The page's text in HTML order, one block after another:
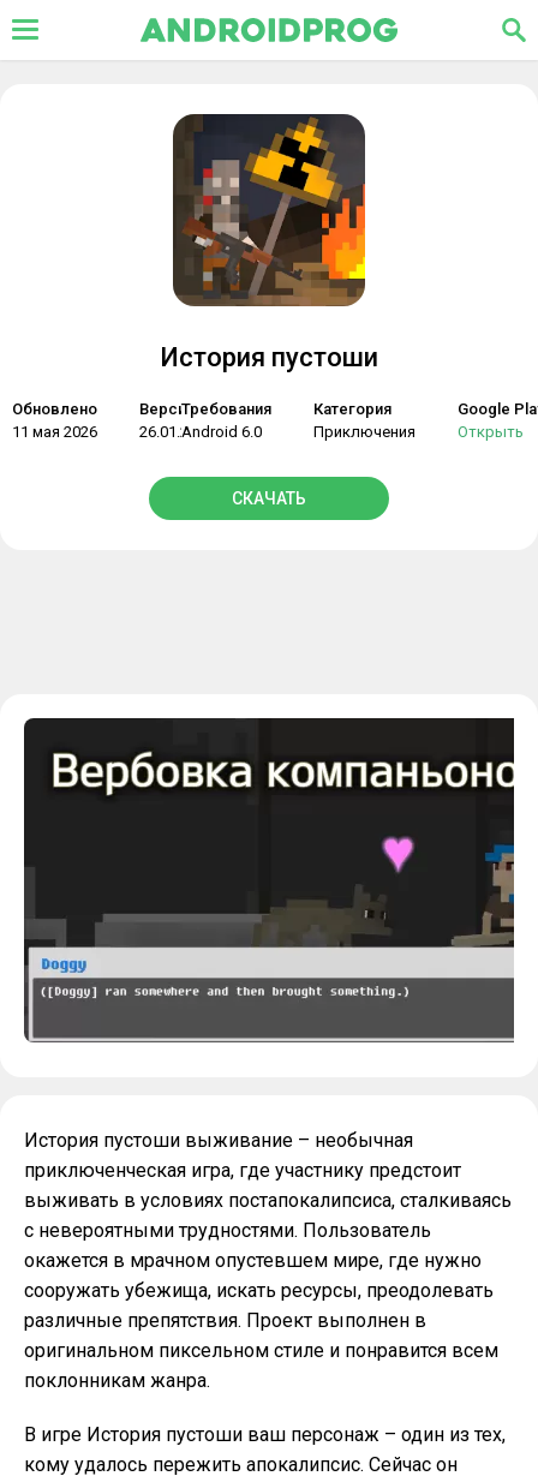
История пустоши
Обновлено
11 мая 2026
Версия
26.01.28
Требования
Android 6.0
Категория
Приключения
Google
Открыть
СКАЧАТЬ
История пустоши выживание – необычная
приключенческая игра, где участнику предстоит
выживать в условиях постапокалипсиса, сталкиваясь
с невероятными трудностями. Пользователь
окажется в мрачном опустевшем мире, где нужно
сооружать убежища, искать ресурсы, преодолевать
различные препятствия. Проект выполнен в
оригинальном пиксельном стиле и понравится всем
поклонникам жанра.
В игре История пустоши ваш персонаж – один из тех,
кому удалось пережить апокалипсис. Сейчас он